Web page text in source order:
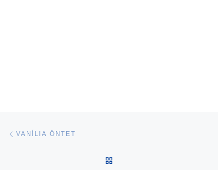
Navigálás a bejegyzések között
VANÍLIA ÖNTET